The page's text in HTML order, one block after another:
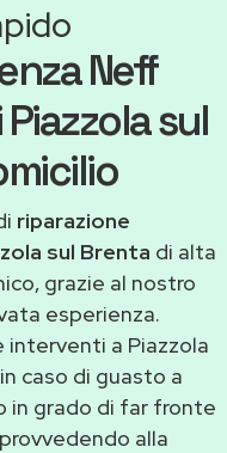
Neff
sul
riparazione
sul Brenta di alta
grazie al nostro
esperienza.
interventi a Piazzola
caso di guasto a
in grado di far fronte
alla